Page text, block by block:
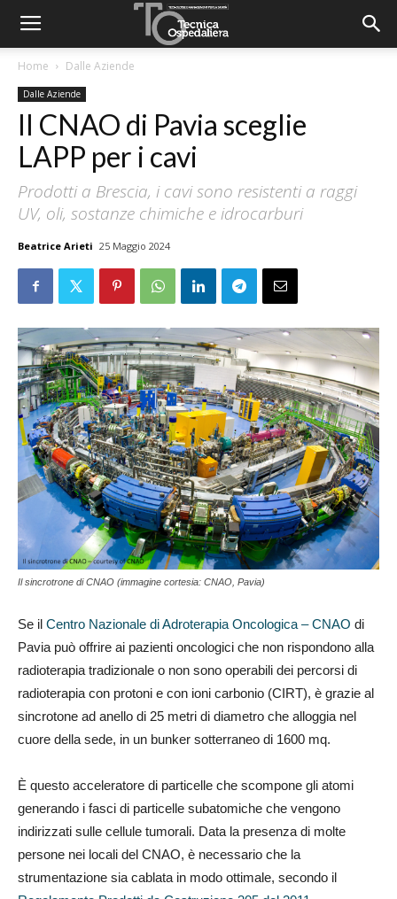
Home Dalle Aziende
Dalle Aziende
Il CNAO di Pavia sceglie
LAPP per i cavi
Prodotti a Brescia, i cavi sono resistenti a raggi
UV, oli, sostanze chimiche e idrocarburi
Beatrice Arieti 25 Maggio 2024
Il sincrotrone di CNAO (immagine cortesia: CNAO, Pavia)
Se il Centro Nazionale di Adroterapia Oncologica – CNAO di
Pavia può offrire ai pazienti oncologici che non rispondono alla
radioterapia tradizionale o non sono operabili dei percorsi di
radioterapia con protoni e con ioni carbonio (CIRT), è grazie al
sincrotone ad anello di 25 metri di diametro che alloggia nel
cuore della sede, in un bunker sotterraneo di 1600 mq.
È questo acceleratore di particelle che scompone gli atomi
generando i fasci di particelle subatomiche che vengono
indirizzati sulle cellule tumorali. Data la presenza di molte
persone nei locali del CNAO, è necessario che la
strumentazione sia cablata in modo ottimale, secondo il